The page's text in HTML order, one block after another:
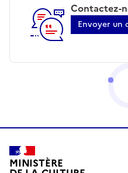
Contactez-
Envoyer un
MINISTÈRE